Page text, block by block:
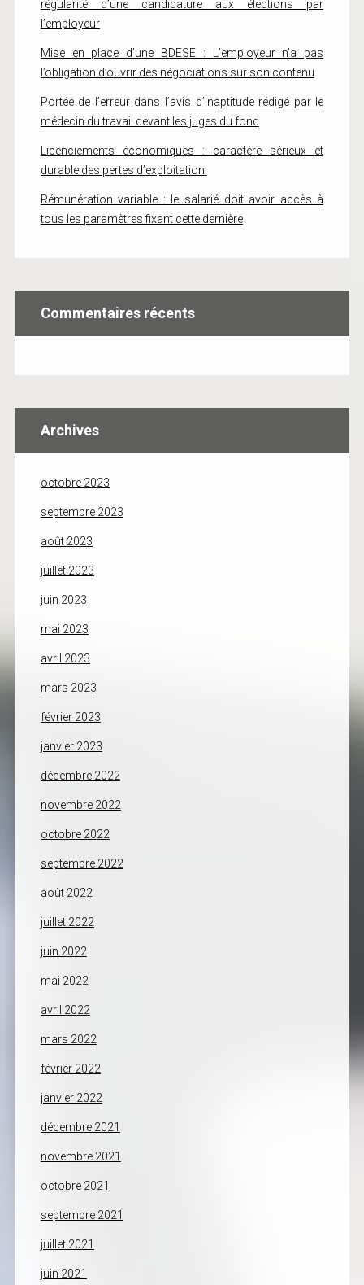
régularité d’une candidature aux élections par
l’employeur
Mise en place d’une BDESE : L’employeur n’a pas
l’obligation d’ouvrir des négociations sur son contenu
Portée de l’erreur dans l’avis d’inaptitude rédigé par le
médecin du travail devant les juges du fond
Licenciements économiques : caractère sérieux et
durable des pertes d’exploitation
Rémunération variable : le salarié doit avoir accès à
tous les paramètres fixant cette dernière
Commentaires récents
Archives
octobre 2023
septembre 2023
août 2023
juillet 2023
juin 2023
mai 2023
avril 2023
mars 2023
février 2023
janvier 2023
décembre 2022
novembre 2022
octobre 2022
septembre 2022
août 2022
juillet 2022
juin 2022
mai 2022
avril 2022
mars 2022
février 2022
janvier 2022
décembre 2021
novembre 2021
octobre 2021
septembre 2021
juillet 2021
juin 2021